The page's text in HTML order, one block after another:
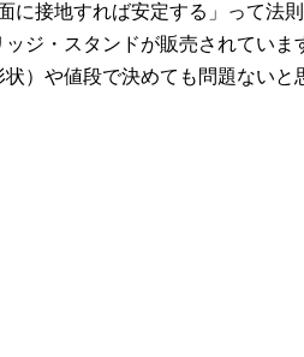
接地すれば安定する」って法
ジ・スタンドが販売されていま
）や値段で決めても問題ないと